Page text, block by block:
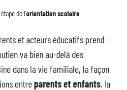
de l’orientation scolaire
et acteurs éducatifs prend
va bien au-delà des
dans la vie familiale, la façon
entreparents et enfants, la